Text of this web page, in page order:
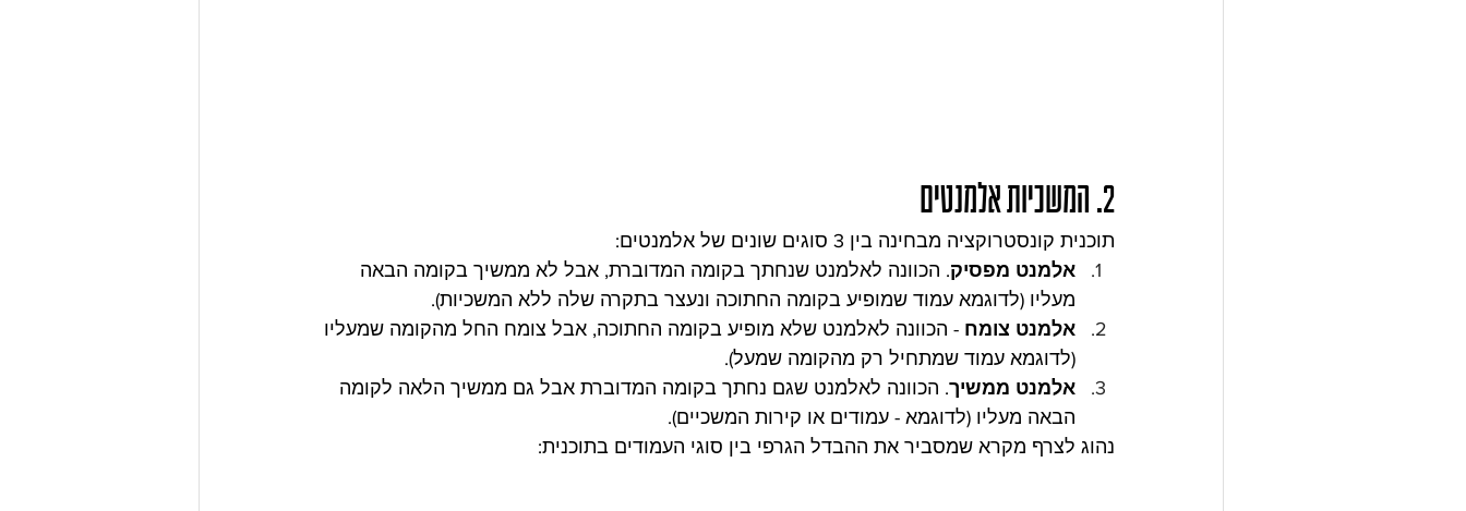
2. המשכיות אלמנטים
תוכנית קונסטרוקציה מבחינה בין 3 סוגים שונים של אלמנטים:
אלמנט מפסיק. הכוונה לאלמנט שנחתך בקומה המדוברת, אבל לא ממשיך בקומה הבאה
מעליו (לדוגמא עמוד שמופיע בקומה החתוכה ונעצר בתקרה שלה ללא המשכיות).
אלמנט צומח - הכוונה לאלמנט שלא מופיע בקומה החתוכה, אבל צומח החל מהקומה שמעליו
(לדוגמא עמוד שמתחיל רק מהקומה שמעל).
אלמנט ממשיך. הכוונה לאלמנט שגם נחתך בקומה המדוברת אבל גם ממשיך הלאה לקומה
הבאה מעליו (לדוגמא - עמודים או קירות המשכיים).
נהוג לצרף מקרא שמסביר את ההבדל הגרפי בין סוגי העמודים בתוכנית: